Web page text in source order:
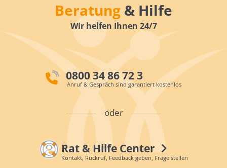
Beratung & Hilfe
Wir helfen Ihnen 24/7
0800 34 86 72 3
Anruf & Gespräch sind garantiert kostenlos
oder
Rat & Hilfe Center
Kontakt, Rückruf, Feedback geben, Frage stellen